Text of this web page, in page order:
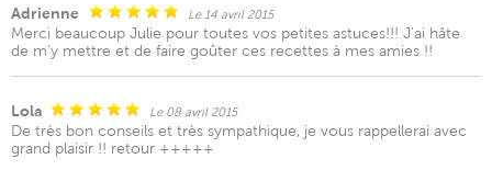
Adrienne Le 14 avril 2015
Merci beaucoup Julie pour toutes vos petites astuces!!! J'ai hâte
de m'y mettre et de faire goûter ces recettes à mes amies !!
Lola Le 08 avril 2015
De très bon conseils et très sympathique, je vous rappellerai avec
grand plaisir !! retour +++++